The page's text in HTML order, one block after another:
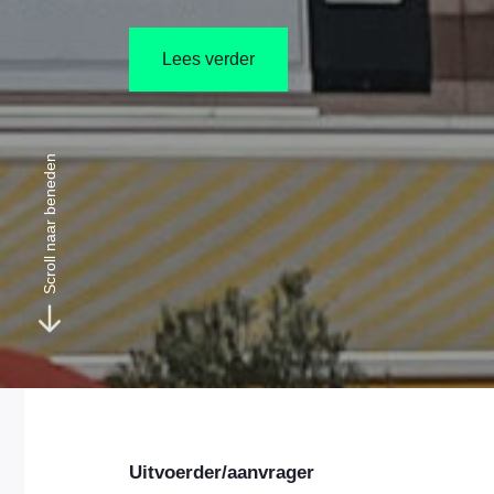
Lees verder
Scroll naar beneden
Uitvoerder/aanvrager